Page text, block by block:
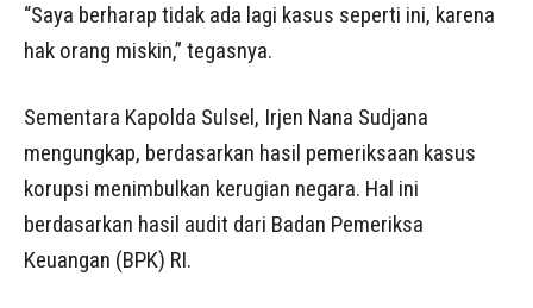
“Saya berharap tidak ada lagi kasus seperti ini, karena
hak orang miskin,” tegasnya.
Sementara Kapolda Sulsel, Irjen Nana Sudjana
mengungkap, berdasarkan hasil pemeriksaan kasus
korupsi menimbulkan kerugian negara. Hal ini
berdasarkan hasil audit dari Badan Pemeriksa
Keuangan (BPK) RI.